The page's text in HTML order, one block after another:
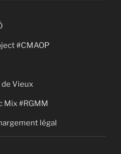
#CMAOP
Vieux
Mix #RGMM
légal